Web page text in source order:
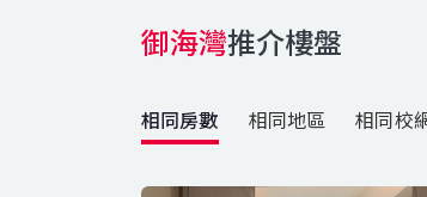
御海灣推介樓盤
相同房數 相同地區 相同校